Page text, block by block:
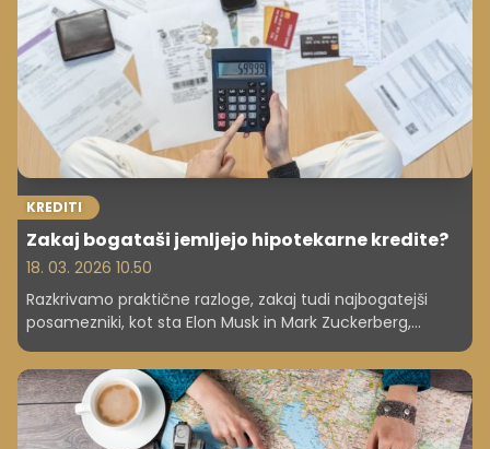
KREDITI
Zakaj bogataši jemljejo hipotekarne kredite?
18. 03. 2026 10.50
Razkrivamo praktične razloge, zakaj tudi najbogatejši
posamezniki, kot sta Elon Musk in Mark Zuckerberg,
nepremičnin. Ključna je matematika donosnosti naložb
proti stroškom kredita in izogibanje vezavi likvidnega
kapitala.